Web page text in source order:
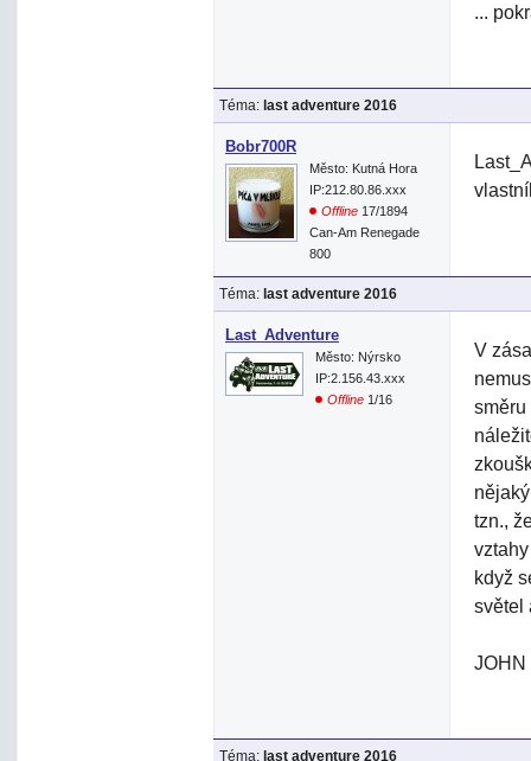
...
Téma: last adventure 2016
Bobr700R
Město: Kutná Hora
IP:212.80.86.xxx
Offline 17/1894
Can-Am Renegade
800
Téma: last adventure 2016
Last_Adventure
Město: Nýrsko
IP:2.156.43.xxx
Offline 1/16
V
směru
tzn.,
když
světel
JOHN
Téma: last adventure 2016